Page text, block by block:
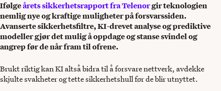
Ifølgeårets sikkerhetsrapport fra Telenorgir teknologien
nemlig nye og kraftige muligheter på forsvarssiden.
Avanserte sikkerhetsfiltre, KI-drevet analyse og prediktive
modeller gjør det mulig å oppdage og stanse svindel og
angrep før de når fram til ofrene.
Brukt riktig kan KI altså bidra til å forsvare nettverk, avdekke
skjulte svakheter og tette sikkerhetshull før de blir utnyttet.